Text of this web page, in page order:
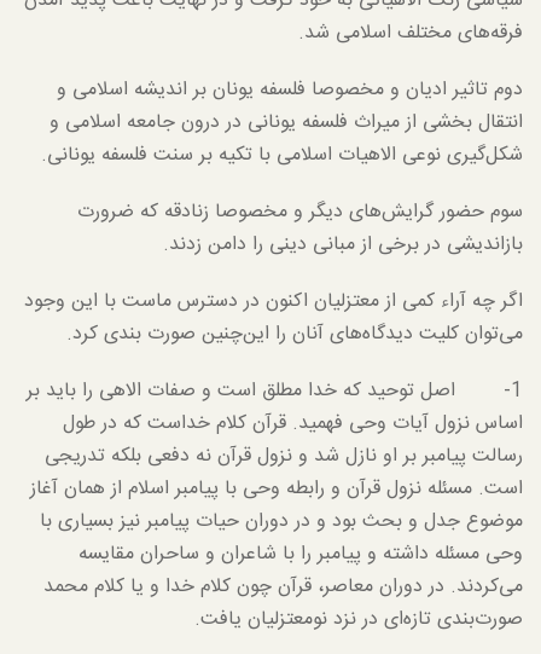
فرقه‌های مختلف اسلامی شد.
دوم تاثیر ادیان و مخصوصا فلسفه یونان بر اندیشه اسلامی و
انتقال بخشی از میراث فلسفه یونانی در درون جامعه اسلامی و
شکل‌گیری نوعی الاهیات اسلامی با تکیه بر سنت فلسفه یونانی.
سوم حضور گرایش‌های دیگر و مخصوصا زنادقه که ضرورت
بازاندیشی در برخی از مبانی دینی را دامن زدند.
اگر چه آراء کمی از معتزلیان اکنون در دسترس ماست با این وجود
می‌توان کلیت دیدگاه‌های آنان را این‌چنین صورت بندی کرد.
1- اصل توحید که خدا مطلق است و صفات الاهی را باید بر
اساس نزول آیات وحی فهمید. قرآن کلام خداست که در طول
رسالت پیامبر بر او نازل شد و نزول قرآن نه دفعی بلکه تدریجی
است. مسئله نزول قرآن و رابطه وحی با پیامبر اسلام از همان آغاز
موضوع جدل و بحث بود و در دوران حیات پیامبر نیز بسیاری با
وحی مسئله داشته و پیامبر را با شاعران و ساحران مقایسه
می‌کردند. در دوران معاصر، قرآن چون کلام خدا و یا کلام محمد
صورت‌بندی تازه‌ای در نزد نومعتزلیان یافت.